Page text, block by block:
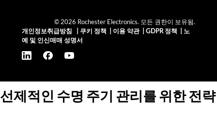
© 2026 Rochester Electronics. 모든 권한이 보유됨.
개인정보취급방침
쿠키 정책 이용 약관| GDPR 정책
노
예 및 인신매매 성명서
선제적인 수명 주기 관리를 위한 전략